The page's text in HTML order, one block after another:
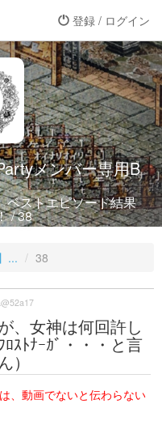
登録 / ログイン
メンバー専用B
ベストエピソード結果
/ 38
... 38
、女神は何回許し
ｽﾄﾅｰｶﾞ・・・と言
）
、動画でないと伝わらない